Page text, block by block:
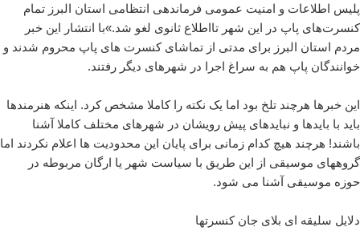
پلیس اطلاعات و امنیت عمومی فرماندهی انتظامی استان البرز تمام
کنسرت‌های پاپ در این شهر تااطلاع ثانوی لغو شد.»با انتشار این خبر
مردم استان البرز برای مدتی از تماشای کنسرت های پاپ محروم شدند و
خوانندگان پاپ هم به سراغ اجرا در شهرهای دیگر رفتند.
این خبرها هرچند تلخ بود اما یک نکته را کاملا مشخص کرد. اینکه هنرمندها
باید با بایدها و نبایدهای پیش رویشان در شهرهای مختلف کاملا آشنا
باشند! هرچند هیچ کدام زمانی برای پایان این محدودیت ها اعلام نکردند اما
گروههای موسیقی از این طریق با سیاست شهر یا ارگان مربوطه در
حوزه موسیقی آشنا می شود.
دلایل سلیقه ای بلای جان کنسرتها